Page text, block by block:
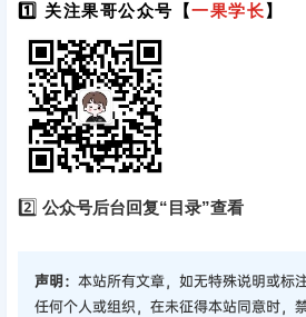
1️⃣ 关注果哥公众号【一果学长】
2️⃣ 公众号后台回复“目录”查看
声明： 本站所有文章，如无特殊说明或标
任何个人或组织，在未征得本站同意时，